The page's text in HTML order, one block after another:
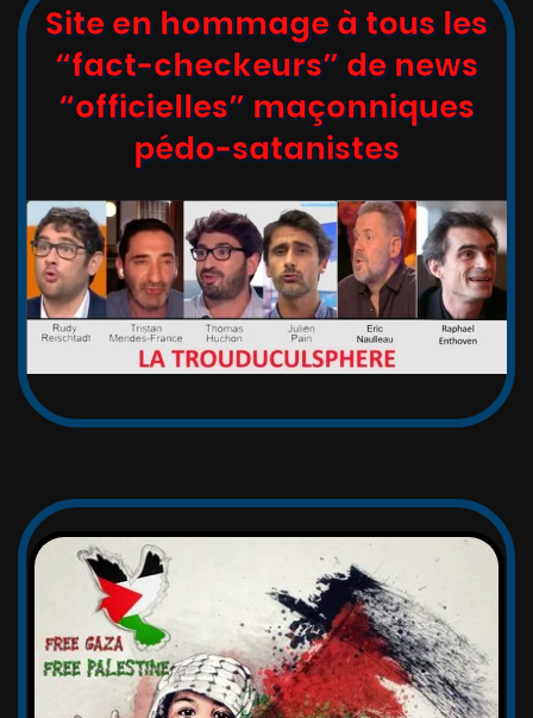
Site en hommage à tous les
“fact-checkeurs” de news
“officielles” maçonniques
pédo-satanistes